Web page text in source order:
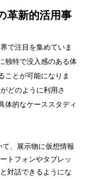
革新的活用事
で注目を集めていま
独特で没入感のある体
ことが可能になりま
どのように利用さ
体的なケーススタディ
て、展示物に仮想情報
トフォンやタブレッ
対話できるようにな